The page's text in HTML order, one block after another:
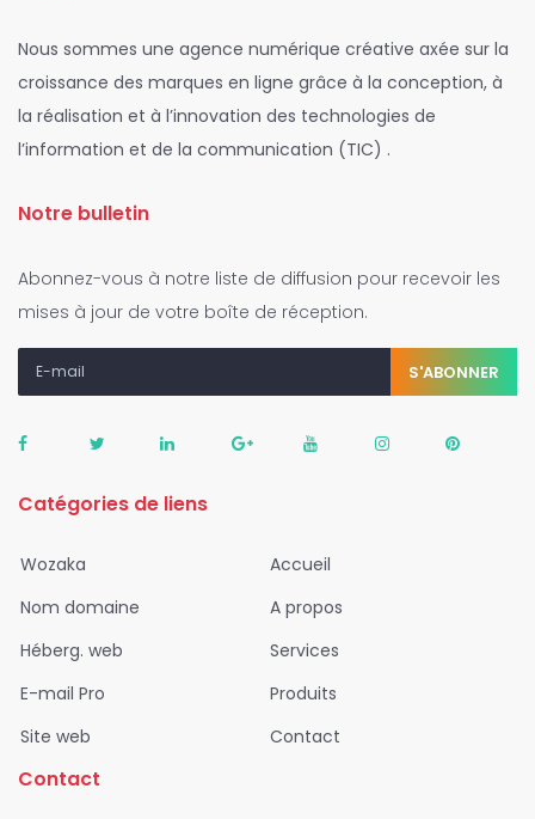
Nous sommes une agence numérique créative axée sur la
croissance des marques en ligne grâce à la conception, à
la réalisation et à l’innovation des technologies de
l’information et de la communication (TIC) .
Notre bulletin
Abonnez-vous à notre liste de diffusion pour recevoir les
mises à jour de votre boîte de réception.
S'ABONNER
Catégories de liens
Wozaka
Accueil
Nom domaine
A propos
Héberg. web
Services
E-mail Pro
Produits
Site web
Contact
Contact